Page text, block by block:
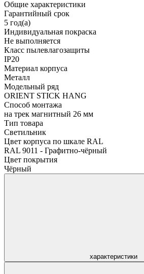
Общие характеристики
Гарантийный срок
5 год(а)
Индивидуальная покраска
Не выполняется
Класс пылевлагозащиты
IP20
Материал корпуса
Металл
Модельный ряд
ORIENT STICK HANG
Способ монтажа
на трек магнитный 26 мм
Тип товара
Светильник
Цвет корпуса по шкале RAL
RAL 9011 - Графитно-чёрный
Цвет покрытия
Чёрный
характеристики